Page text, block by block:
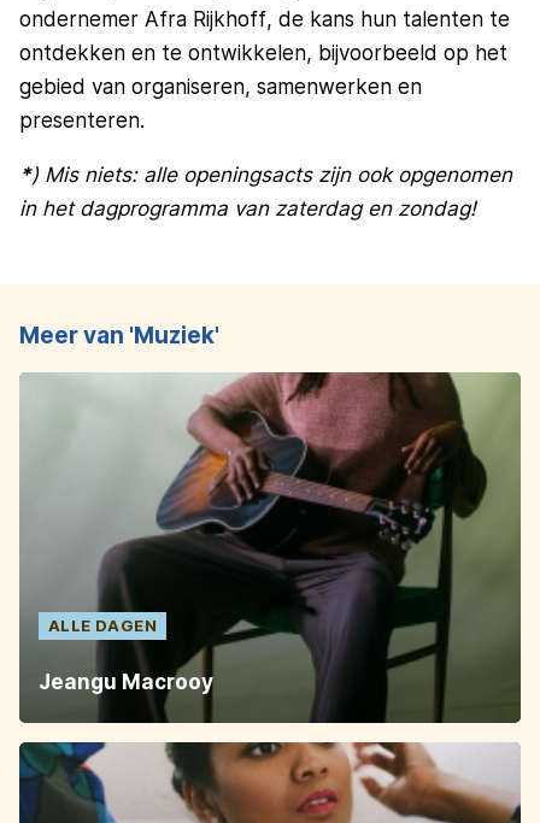
ondernemer Afra Rijkhoff, de kans hun talenten te
ontdekken en te ontwikkelen, bijvoorbeeld op het
gebied van organiseren, samenwerken en
presenteren.
*) Mis niets: alle openingsacts zijn ook opgenomen
in het dagprogramma van zaterdag en zondag!
Meer van 'Muziek'
ALLE DAGEN
Jeangu Macrooy